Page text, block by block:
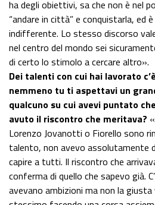
ha degli obiettivi, sa che non è nel
“andare in città” e conquistarla, ed
indifferente. Lo stesso discorso
nel centro del mondo sei
di certo lo stimolo a cercare altro».
Dei talenti con cui hai lavorato
nemmeno tu ti aspettavi un
qualcuno su cui avevi puntato
avuto il riscontro che meritava?
Lorenzo Jovanotti o Fiorello sono
talento, non avevo assolutamente
capire a tutti. Il riscontro che
conferma di quello che sapevo già.
avevano ambizioni ma non la giusta